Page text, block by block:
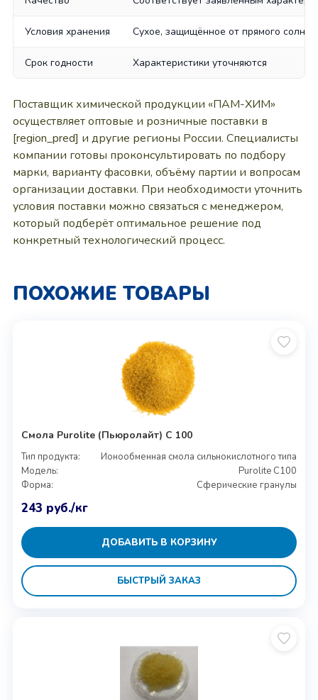
Условия хранения Сухое, защищённое от прямого
Срок годности Характеристики уточняются
Поставщик химической продукции «ПАМ-ХИМ»
осуществляет оптовые и розничные поставки в
[region_pred] и другие регионы России. Специалисты
компании готовы проконсультировать по подбору
марки, варианту фасовки, объёму партии и вопросам
организации доставки. При необходимости уточнить
условия поставки можно связаться с менеджером,
который подберёт оптимальное решение под
конкретный технологический процесс.
ПОХОЖИЕ ТОВАРЫ
Смола Purolite (Пьюролайт) C 100
Тип продукта:
Ионообменная смола сильнокислотного типа
Модель:
Purolite C100
Форма:
Сферические гранулы
243 руб./кг
ДОБАВИТЬ В КОРЗИНУ
БЫСТРЫЙ ЗАКАЗ